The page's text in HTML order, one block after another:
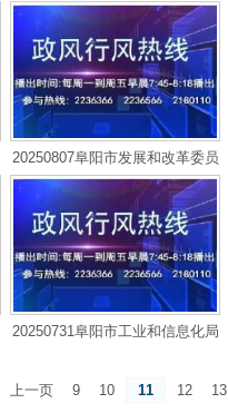
20250807阜阳市发展和改革委员
会
20250731阜阳市工业和信息化局
上一页 9 10 11 12 13